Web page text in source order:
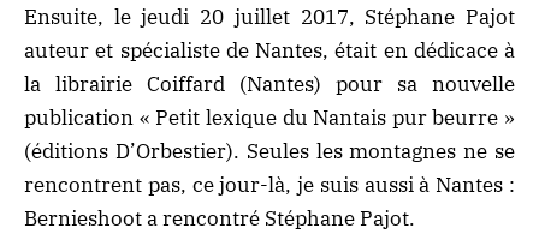
Ensuite, le jeudi 20 juillet 2017, Stéphane Pajot
auteur et spécialiste de Nantes, était en dédicace à
la librairie Coiffard (Nantes) pour sa nouvelle
publication « Petit lexique du Nantais pur beurre »
(éditions D’Orbestier). Seules les montagnes ne se
rencontrent pas, ce jour-là, je suis aussi à Nantes :
Bernieshoot a rencontré Stéphane Pajot.